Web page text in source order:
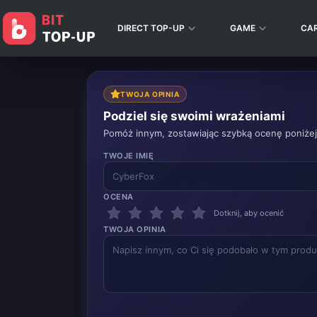
DIRECT TOP-UP GAME
TWOJA OPINIA
Podziel się swoimi wrażeniami
Pomóż innym, zostawiając szybką ocenę
TWOJE IMIĘ
OCENA
Dotknij, aby ocenić
TWOJA OPINIA